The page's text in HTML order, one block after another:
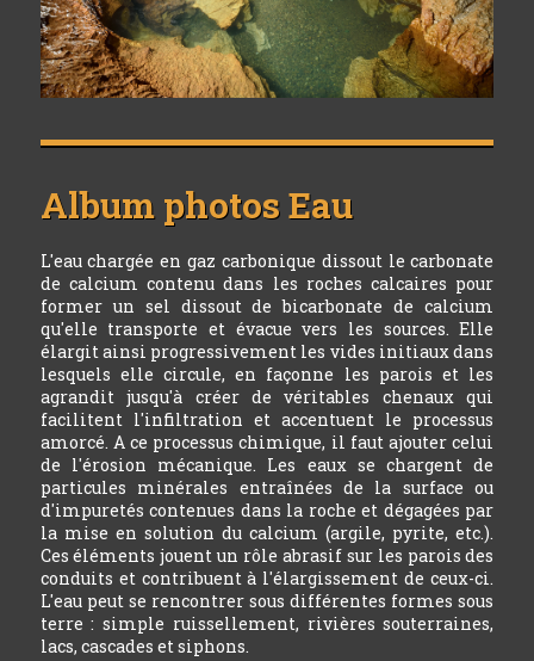
Album photosEau
L'eau chargée en gaz carbonique dissout le carbonate
de calcium contenu dans les roches calcaires pour
former un sel dissout de bicarbonate de calcium
qu'elle transporte et évacue vers les sources. Elle
élargit ainsi progressivement les vides initiaux dans
lesquels elle circule, en façonne les parois et les
agrandit jusqu'à créer de véritables chenaux qui
facilitent l'infiltration et accentuent le processus
amorcé. A ce processus chimique, il faut ajouter celui
de l'érosion mécanique. Les eaux se chargent de
particules minérales entraînées de la surface ou
d'impuretés contenues dans la roche et dégagées par
la mise en solution du calcium (argile, pyrite, etc.).
Ces éléments jouent un rôle abrasif sur les parois des
conduits et contribuent à l'élargissement de ceux-ci.
L'eau peut se rencontrer sous différentes formes sous
terre : simple ruissellement, rivières souterraines,
lacs, cascades et siphons.